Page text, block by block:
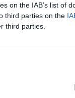
on the IAB’s list of
third parties on the
third parties.
játszó
más